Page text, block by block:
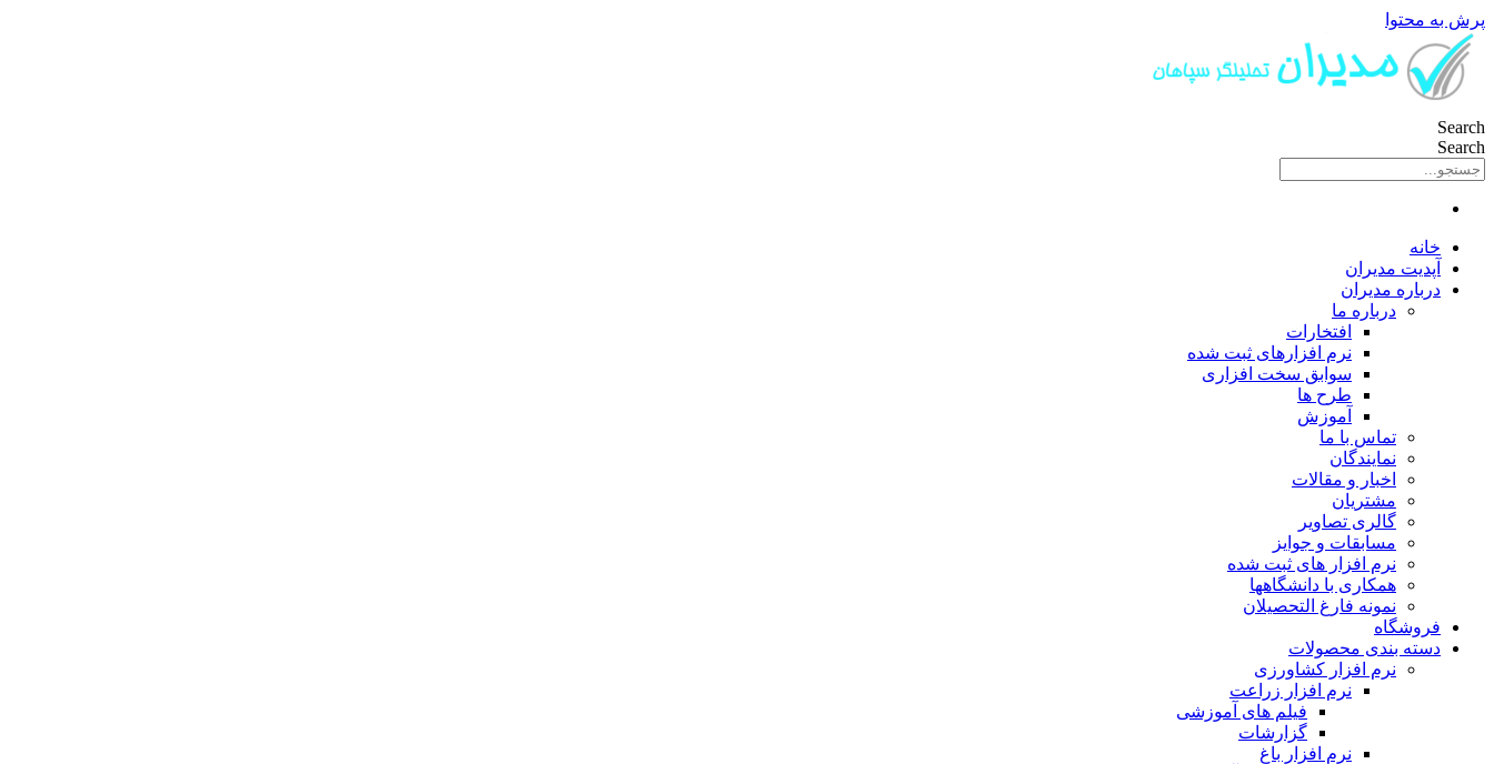
پرش به محتوا
Search
Search
خانه
آپدیت مدیران
درباره مدیران
درباره ما
افتخارات
نرم افزارهای ثبت شده
سوابق سخت افزاری
طرح ها
آموزش
تماس با ما
نمایندگان
اخبار و مقالات
مشتریان
گالری تصاویر
مسابقات و جوایز
نرم افزار های ثبت شده
همکاری با دانشگاهها
نمونه فارغ التحصیلان
فروشگاه
دسته بندی محصولات
نرم افزار کشاورزی
نرم افزار زراعت
فیلم های آموزشی
گزارشات
نرم افزار باغ